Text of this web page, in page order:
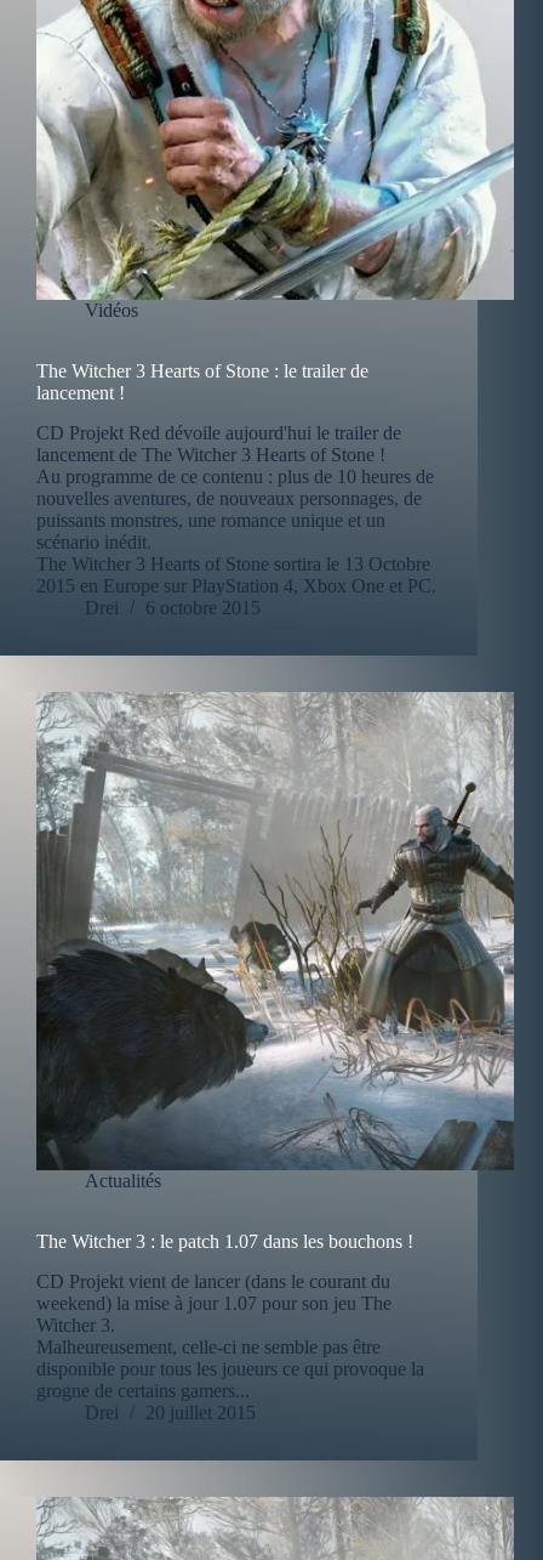
Vidéos
The Witcher 3 Hearts of Stone : le trailer de
lancement !
CD Projekt Red dévoile aujourd'hui le trailer de
lancement de The Witcher 3 Hearts of Stone !
Au programme de ce contenu : plus de 10 heures de
nouvelles aventures, de nouveaux personnages, de
puissants monstres, une romance unique et un
scénario inédit.
The Witcher 3 Hearts of Stone sortira le 13 Octobre
2015 en Europe sur PlayStation 4, Xbox One et PC.
Drei
6 octobre 2015
Actualités
The Witcher 3 : le patch 1.07 dans les bouchons !
CD Projekt vient de lancer (dans le courant du
weekend) la mise à jour 1.07 pour son jeu The
Witcher 3.
Malheureusement, celle-ci ne semble pas être
disponible pour tous les joueurs ce qui provoque la
grogne de certains gamers...
Drei
20 juillet 2015